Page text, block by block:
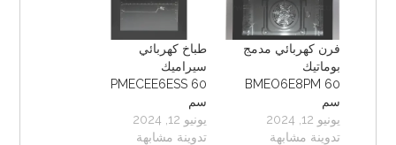
فرن كهربائي مدمج
بوماتيك
BMEO6E8PM 60
سم
يونيو 12, 2024
تدوينة مشابهة
طباخ كهربائي
سيراميك
PMECEE6ESS 60
سم
يونيو 12, 2024
تدوينة مشابهة